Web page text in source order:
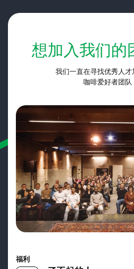
想加入我们的
我们一直在寻找优秀人才
咖啡爱好者团队
福利